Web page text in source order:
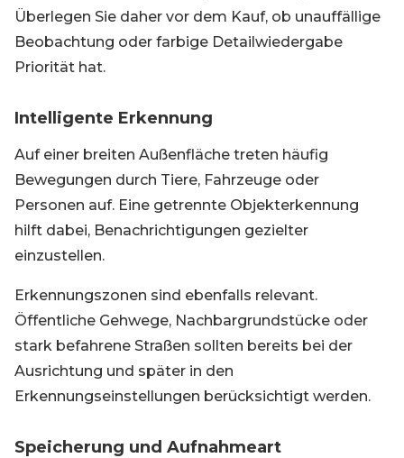
Überlegen Sie daher vor dem Kauf, ob unauffällige
Beobachtung oder farbige Detailwiedergabe
Priorität hat.
Intelligente Erkennung
Auf einer breiten Außenfläche treten häufig
Bewegungen durch Tiere, Fahrzeuge oder
Personen auf. Eine getrennte Objekterkennung
hilft dabei, Benachrichtigungen gezielter
einzustellen.
Erkennungszonen sind ebenfalls relevant.
Öffentliche Gehwege, Nachbargrundstücke oder
stark befahrene Straßen sollten bereits bei der
Ausrichtung und später in den
Erkennungseinstellungen berücksichtigt werden.
Speicherung und Aufnahmeart